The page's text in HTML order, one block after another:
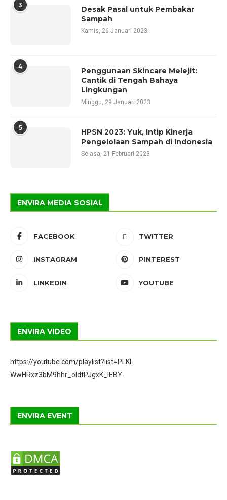
3
Desak Pasal untuk Pembakar
Sampah
Kamis, 26 Januari 2023
4
Penggunaan Skincare Melejit:
Cantik di Tengah Bahaya
Lingkungan
Minggu, 29 Januari 2023
5
HPSN 2023: Yuk, Intip Kinerja
Pengelolaan Sampah di Indonesia
Selasa, 21 Februari 2023
ENVIRA MEDIA SOSIAL
FACEBOOK TWITTER
INSTAGRAM PINTEREST
LINKEDIN YOUTUBE
ENVIRA VIDEO
https://youtube.com/playlist?list=PLKI-
WwHRxz3bM9hhr_oIdtPJgxK_IEBY-
ENVIRA EVENT